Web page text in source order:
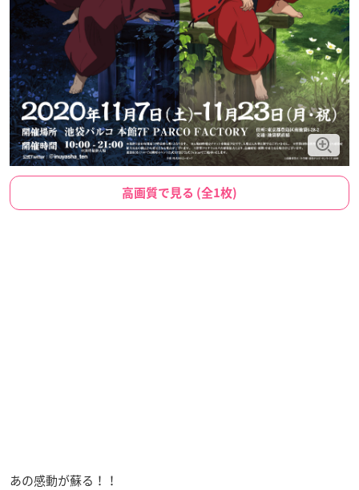
高画質で見る (全1枚)
あの感動が蘇る！！